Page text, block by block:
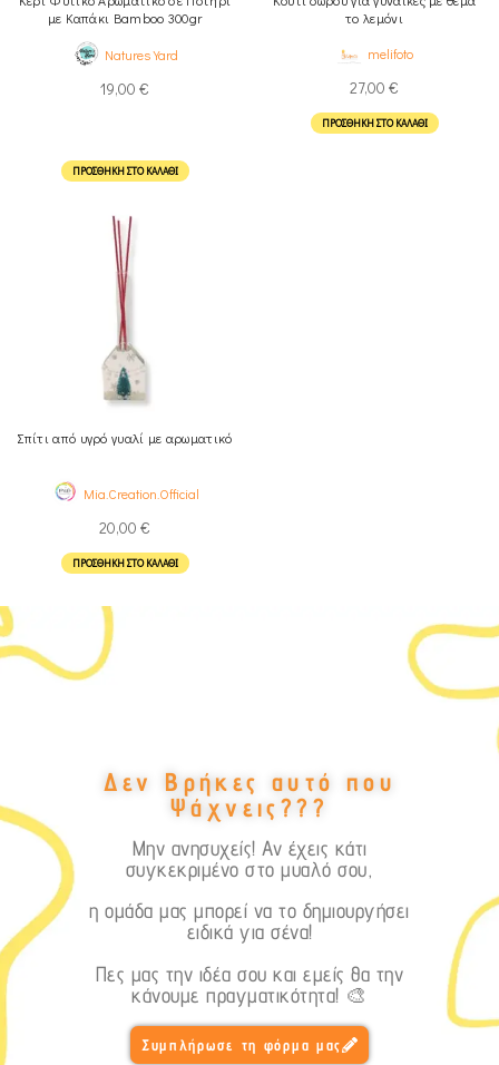
με Καπάκι Bamboo 300gr
Natures Yard
19,00 €
ΠΡΟΣΘΉΚΗ ΣΤΟ ΚΑΛΆΘΙ
το λεμόνι
melifoto
27,00 €
ΠΡΟΣΘΉΚΗ ΣΤΟ ΚΑΛΆΘΙ
Σπίτι από υγρό γυαλί με αρωματικό
Mia.Creation.Official
20,00 €
ΠΡΟΣΘΉΚΗ ΣΤΟ ΚΑΛΆΘΙ
Δεν Βρήκες αυτό που
Ψάχνεις???
Μην ανησυχείς! Αν έχεις κάτι
συγκεκριμένο στο μυαλό σου,
η ομάδα μας μπορεί να το δημιουργήσει
ειδικά για σένα!
Πες μας την ιδέα σου και εμείς θα την
κάνουμε πραγματικότητα! 🎨
Συμπλήρωσε τη φόρμα μας